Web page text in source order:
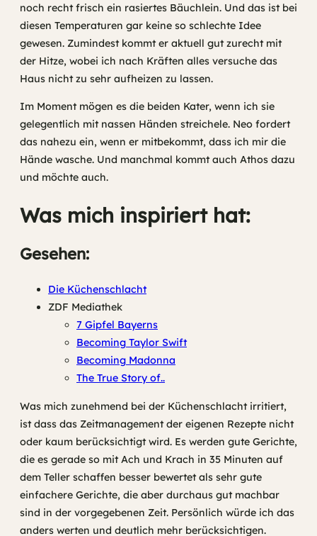
noch recht frisch ein rasiertes Bäuchlein. Und das ist bei
diesen Temperaturen gar keine so schlechte Idee
gewesen. Zumindest kommt er aktuell gut zurecht mit
der Hitze, wobei ich nach Kräften alles versuche das
Haus nicht zu sehr aufheizen zu lassen.
Im Moment mögen es die beiden Kater, wenn ich sie
gelegentlich mit nassen Händen streichele. Neo fordert
das nahezu ein, wenn er mitbekommt, dass ich mir die
Hände wasche. Und manchmal kommt auch Athos dazu
und möchte auch.
Was mich inspiriert hat:
Gesehen:
Die Küchenschlacht
ZDF Mediathek
7 Gipfel Bayerns
Becoming Taylor Swift
Becoming Madonna
The True Story of..
Was mich zunehmend bei der Küchenschlacht irritiert,
ist dass das Zeitmanagement der eigenen Rezepte nicht
oder kaum berücksichtigt wird. Es werden gute Gerichte,
die es gerade so mit Ach und Krach in 35 Minuten auf
dem Teller schaffen besser bewertet als sehr gute
einfachere Gerichte, die aber durchaus gut machbar
sind in der vorgegebenen Zeit. Persönlich würde ich das
anders werten und deutlich mehr berücksichtigen.